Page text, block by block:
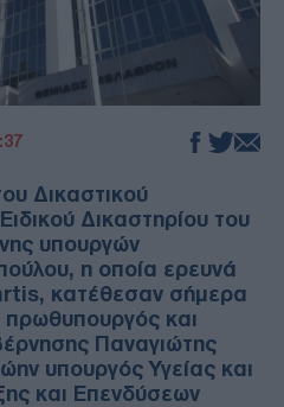
Δικαστικού
Δικαστηρίου του
υπουργών
η οποία ερευνά
κατέθεσαν σήμερα
και
Παναγιώτης
υπουργός Υγείας και
και Επενδύσεων